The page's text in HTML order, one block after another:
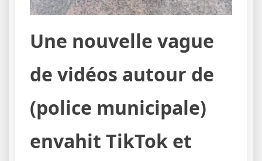
Une nouvelle vague
de vidéos autour de
(police municipale)
envahit TikTok et